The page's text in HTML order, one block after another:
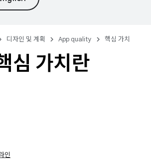
디자인 및 계획 App quality 핵심 가치
심 가치란
인